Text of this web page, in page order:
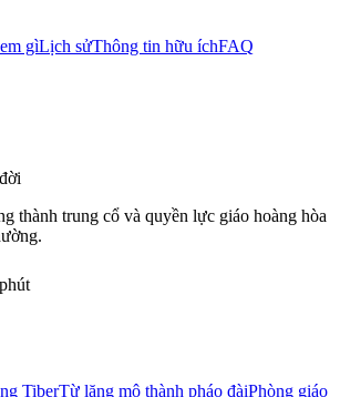
gìLịch sửThông tin hữu íchFAQ
thành trung cổ và quyền lực giáo hoàng hòa
TiberTừ lăng mộ thành pháo đàiPhòng giáo